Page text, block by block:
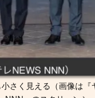
さく見える（画像は